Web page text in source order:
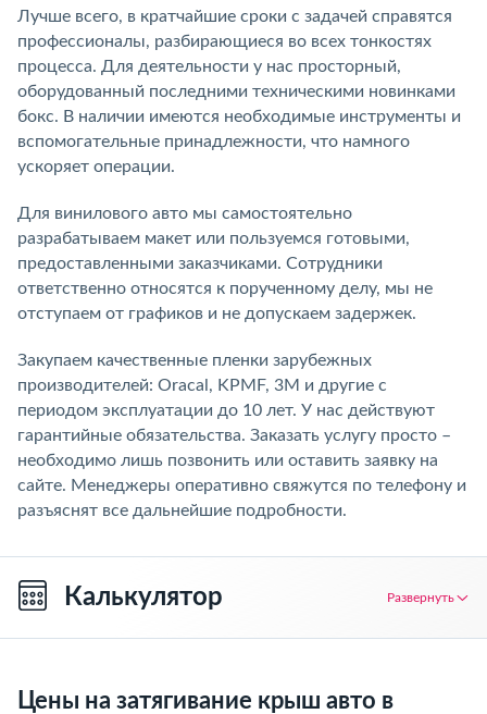
Лучше всего, в кратчайшие сроки с задачей справятся
профессионалы, разбирающиеся во всех тонкостях
процесса. Для деятельности у нас просторный,
оборудованный последними техническими новинками
бокс. В наличии имеются необходимые инструменты и
вспомогательные принадлежности, что намного
ускоряет операции.
Для винилового авто мы самостоятельно
разрабатываем макет или пользуемся готовыми,
предоставленными заказчиками. Сотрудники
ответственно относятся к порученному делу, мы не
отступаем от графиков и не допускаем задержек.
Закупаем качественные пленки зарубежных
производителей: Oracal, KPMF, 3M и другие с
периодом эксплуатации до 10 лет. У нас действуют
гарантийные обязательства. Заказать услугу просто –
необходимо лишь позвонить или оставить заявку на
сайте. Менеджеры оперативно свяжутся по телефону и
разъяснят все дальнейшие подробности.
Калькулятор Развернуть
Цены на затягивание крыш авто в